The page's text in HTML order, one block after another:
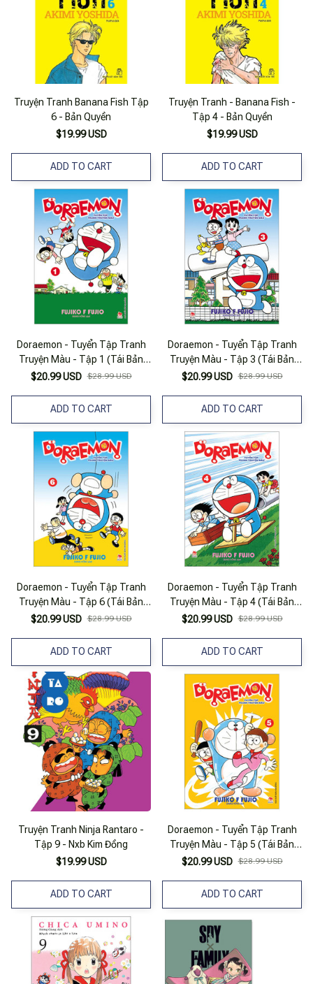
Truyện Tranh Banana Fish Tập
6 - Bản Quyền
$19.99 USD
ADD TO CART
Truyện Tranh - Banana Fish -
Tập 4 - Bản Quyền
$19.99 USD
ADD TO CART
Doraemon - Tuyển Tập Tranh
Truyện Màu - Tập 1 (Tái Bản
2023)
$20.99 USD $28.99 USD
ADD TO CART
Doraemon - Tuyển Tập Tranh
Truyện Màu - Tập 3 (Tái Bản
2023)
$20.99 USD $28.99 USD
ADD TO CART
Doraemon - Tuyển Tập Tranh
Truyện Màu - Tập 6 (Tái Bản
2023)
$20.99 USD $28.99 USD
ADD TO CART
Doraemon - Tuyển Tập Tranh
Truyện Màu - Tập 4 (Tái Bản
2023)
$20.99 USD $28.99 USD
ADD TO CART
Truyện Tranh Ninja Rantaro -
Tập 9 - Nxb Kim Đồng
$19.99 USD
ADD TO CART
Doraemon - Tuyển Tập Tranh
Truyện Màu - Tập 5 (Tái Bản
2023)
$20.99 USD $28.99 USD
ADD TO CART